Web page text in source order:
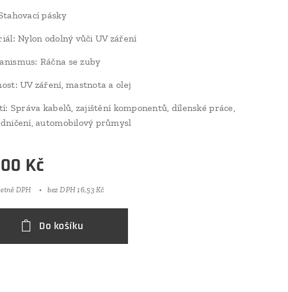
pásky
Nylon odolný vůči UV záření
Ráčna se zuby
UV záření, mastnota a olej
Správa kabelů, zajištění komponentů, dílenské práce,
automobilový průmysl
Kč
DPH bez DPH 16,53 Kč
Do košíku